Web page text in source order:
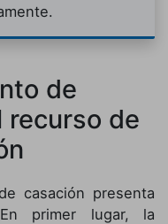
de
recurso de
casación presenta
primer lugar, la